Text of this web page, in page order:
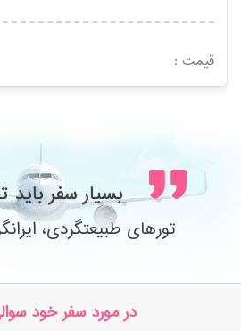
قیمت :
بسیار سفر باید
تورهای طبیعتگردی،
در مورد سفر خود